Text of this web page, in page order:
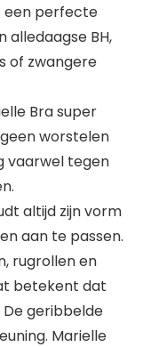
een perfecte
alledaagse BH,
of zwangere
Bra super
worstelen
vaarwel tegen
altijd zijn vorm
aan te passen.
rugrollen en
betekent dat
geribbelde
Marielle